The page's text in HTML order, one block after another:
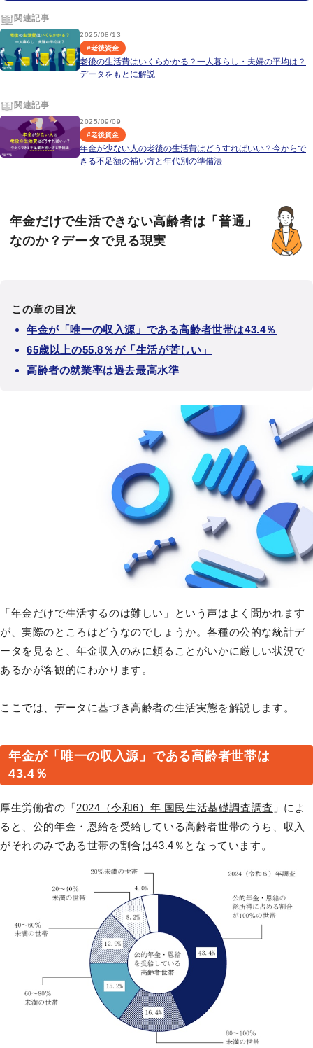
関連記事
2025/08/13
#老後資金
老後の生活費はいくらかかる？一人暮らし・夫婦の平均は？
データをもとに解説
関連記事
2025/09/09
#老後資金
年金が少ない人の老後の生活費はどうすればいい？今からで
きる不足額の補い方と年代別の準備法
年金だけで生活できない高齢者は「普通」
なのか？データで見る現実
この章の目次
年金が「唯一の収入源」である高齢者世帯は43.4％
65歳以上の55.8％が「生活が苦しい」
高齢者の就業率は過去最高水準
「年金だけで生活するのは難しい」という声はよく聞かれます
が、実際のところはどうなのでしょうか。各種の公的な統計デ
ータを見ると、年金収入のみに頼ることがいかに厳しい状況で
あるかが客観的にわかります。
ここでは、データに基づき高齢者の生活実態を解説します。
年金が「唯一の収入源」である高齢者世帯は
43.4％
厚生労働省の「2024（令和6）年 国民生活基礎調査調査 」によ
ると、公的年金・恩給を受給している高齢者世帯のうち、収入
がそれのみである世帯の割合は43.4％となっています。